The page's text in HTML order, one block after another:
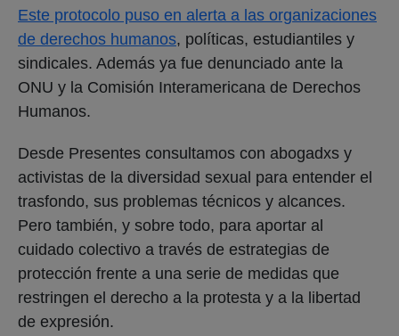
Este protocolo puso en alerta a las organizaciones
de derechos humanos, políticas, estudiantiles y
sindicales. Además ya fue denunciado ante la
ONU y la Comisión Interamericana de Derechos
Humanos.
Desde Presentes consultamos con abogadxs y
activistas de la diversidad sexual para entender el
trasfondo, sus problemas técnicos y alcances.
Pero también, y sobre todo, para aportar al
cuidado colectivo a través de estrategias de
protección frente a una serie de medidas que
restringen el derecho a la protesta y a la libertad
de expresión.